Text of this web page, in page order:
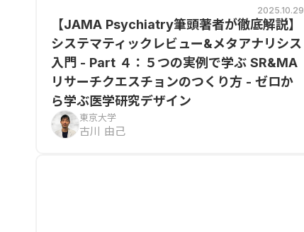
2025.10.29
【JAMA Psychiatry筆頭著者が徹底解説】
システマティックレビュー&メタアナリシス
入門 - Part ４：５つの実例で学ぶ SR&MA
リサーチクエスチョンのつくり方 - ゼロか
ら学ぶ医学研究デザイン
東京大学
古川 由己